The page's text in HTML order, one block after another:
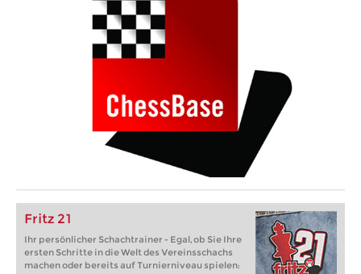
Fritz 21
Ihr persönlicher Schachtrainer - Egal, ob Sie Ihre
ersten Schritte in die Welt des Vereinsschachs
machen oder bereits auf Turnierniveau spielen: